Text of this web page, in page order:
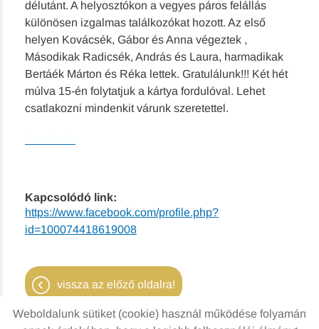
délutánt. A helyosztókon a vegyes páros felállás
különösen izgalmas találkozókat hozott. Az első
helyen Kovácsék, Gábor és Anna végeztek ,
Másodikak Radicsék, András és Laura, harmadikak
Bertáék Márton és Réka lettek. Gratulálunk!!! Két hét
múlva 15-én folytatjuk a kártya fordulóval. Lehet
csatlakozni mindenkit várunk szeretettel.
Kapcsolódó link:
https://www.facebook.com/profile.php?
id=100074418619008
vissza az előző oldalra!
Weboldalunk sütiket (cookie) használ működése folyamán